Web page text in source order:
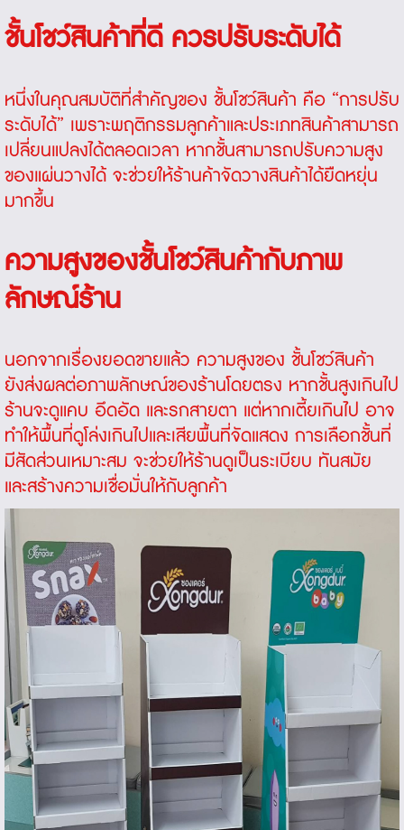
ชั้นโชว์สินค้าที่ดี ควรปรับระดับได้
หนึ่งในคุณสมบัติที่สำคัญของ ชั้นโชว์สินค้า คือ “การปรับ
ระดับได้” เพราะพฤติกรรมลูกค้าและประเภทสินค้าสามารถ
เปลี่ยนแปลงได้ตลอดเวลา หากชั้นสามารถปรับความสูง
ของแผ่นวางได้ จะช่วยให้ร้านค้าจัดวางสินค้าได้ยืดหยุ่น
มากขึ้น
ความสูงของชั้นโชว์สินค้ากับภาพ
ลักษณ์ร้าน
นอกจากเรื่องยอดขายแล้ว ความสูงของ ชั้นโชว์สินค้า
ยังส่งผลต่อภาพลักษณ์ของร้านโดยตรง หากชั้นสูงเกินไป
ร้านจะดูแคบ อึดอัด และรกสายตา แต่หากเตี้ยเกินไป อาจ
ทำให้พื้นที่ดูโล่งเกินไปและเสียพื้นที่จัดแสดง การเลือกชั้นที่
มีสัดส่วนเหมาะสม จะช่วยให้ร้านดูเป็นระเบียบ ทันสมัย
และสร้างความเชื่อมั่นให้กับลูกค้า